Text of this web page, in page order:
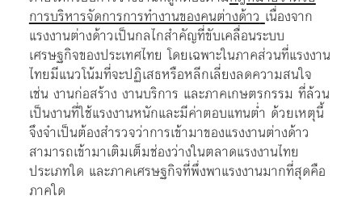
การบริหารจัดการการทำงานของคนต่างด้าว เนื่องจาก
แรงงานต่างด้าวเป็นกลไกสำคัญที่ขับเคลื่อนระบบ
เศรษฐกิจของประเทศไทย โดยเฉพาะในภาคส่วนที่แรงงาน
ไทยมีแนวโน้มที่จะปฏิเสธหรือหลีกเลี่ยงลดความสนใจ
เช่น งานก่อสร้าง งานบริการ และภาคเกษตรกรรม ที่ล้วน
เป็นงานที่ใช้แรงงานหนักและมีค่าตอบแทนต่ำ ด้วยเหตุนี้
จึงจำเป็นต้องสำรวจว่าการเข้ามาของแรงงานต่างด้าว
สามารถเข้ามาเติมเต็มช่องว่างในตลาดแรงงานไทย
ประเภทใด และภาคเศรษฐกิจที่พึ่งพาแรงงานมากที่สุดคือ
ภาคใด